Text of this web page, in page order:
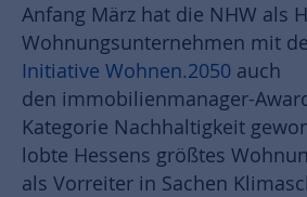
Anfang März hat die NHW als
Wohnungsunternehmen mit
Initiative Wohnen.2050 auch
den immobilienmanager-
Kategorie Nachhaltigkeit
lobte Hessens größtes
als Vorreiter in Sachen